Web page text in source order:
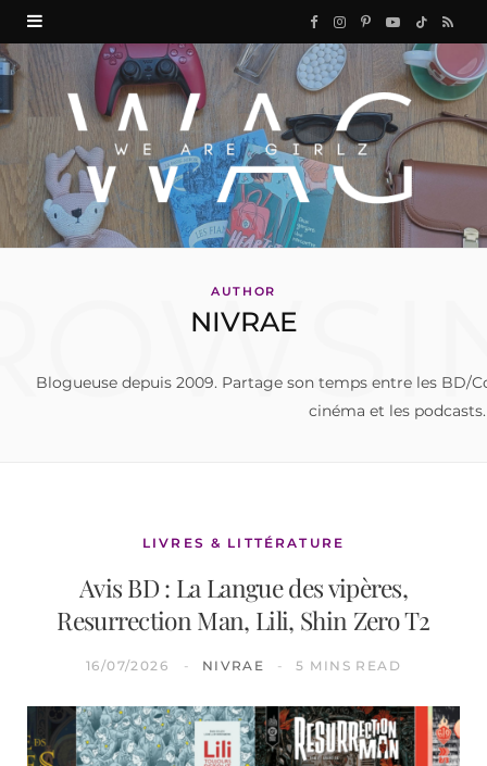
F
a
c
e
b
o
I
n
s
a
P
n
e
Y
o
u
u
T
i
k
R
S
AUTHOR
NIVRAE
Blogueuse depuis 2009. Partage son temps entre les BD/
cinéma et les podcasts.
LIVRES & LITTÉRATURE
Avis BD : La Langue des vipères,
Resurrection Man, Lili, Shin Zero T2
16/07/2026 NIVRAE 5 MINS READ